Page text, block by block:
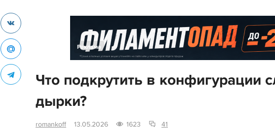
Реклама
Что подкрутить в конфигурации
дырки?
romankoff 13.05.2026 1623 41